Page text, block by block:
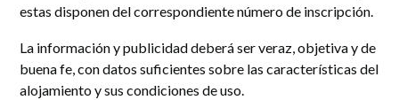
estas disponen del correspondiente número de inscripción.
La información y publicidad deberá ser veraz, objetiva y de
buena fe, con datos suficientes sobre las características del
alojamiento y sus condiciones de uso.